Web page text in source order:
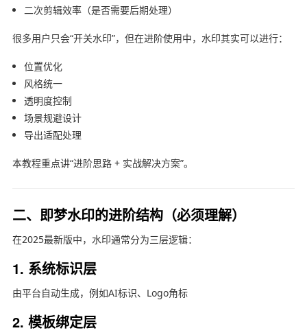
二次剪辑效率（是否需要后期处理）
很多用户只会“开关水印”，但在进阶使用中，水印其实可以进行：
位置优化
风格统一
透明度控制
场景规避设计
导出适配处理
本教程重点讲“进阶思路 + 实战解决方案”。
二、即梦水印的进阶结构（必须理解）
在2025最新版中，水印通常分为三层逻辑：
1. 系统标识层
由平台自动生成，例如AI标识、Logo角标
2. 模板绑定层